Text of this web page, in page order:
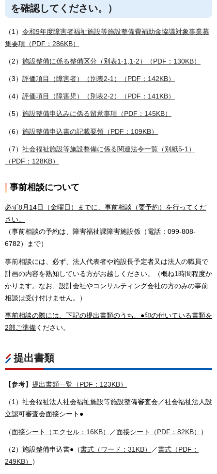
を確認してください。）
（1） 令和9年度障害者福祉施設等施設整備費補助金協議対象事業募
集要項（PDF：286KB）
（2） 施設整備に係る整備区分（別表1-1,1-2）（PDF：130KB）
（3） 評価項目（障害者）（別表2-1）（PDF：142KB）
（4） 評価項目（障害児）（別表2-2）（PDF：141KB）
（5） 施設整備申込みに係る留意事項（PDF：145KB）
（6） 施設整備申込書の記載要領（PDF：109KB）
（7） 社会福祉施設等施設整備に係る関連法令一覧（別紙5-1）
（PDF：128KB）
事前相談について
必ず8月14日
（金曜日）までに、事前相談（要予約）を行ってくだ
さい。
（事前相談の予約は、障害福祉課障害施設係（電話：099-808-
6782）まで）
事前相談には、必ず、法人代表者や施設長予定者又は法人の職員で
計画の内容を熟知している方がお越しください。（概ね1時間程度か
かります。なお、設計会社やコンサルティング会社の方のみの事前
相談は受け付けません。）
事前相談の際には、下記の提出書類のうち、●印の付いている書類を
2部ご準備ください。
提出書類
【参考】 提出書類一覧（PDF：123KB）
（1）社会福祉法人社会福祉施設等施設整備審査会／社会福祉法人設
立認可審査会面接シート●
（面接シート（エクセル：16KB） ／面接シート（PDF：82KB） ）
（2）施設整備申込書●（書式（ワード：31KB） ／書式（PDF：
249KB）
）